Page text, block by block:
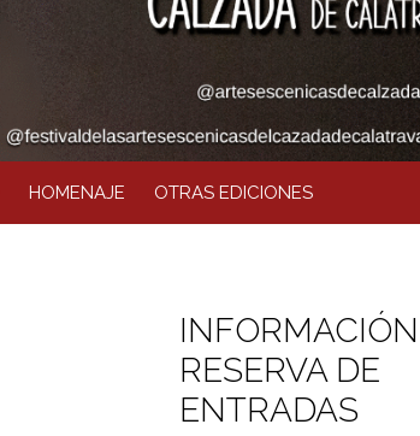
HOMENAJE OTRAS EDICIONES
RESERVA DE
ENTRADAS